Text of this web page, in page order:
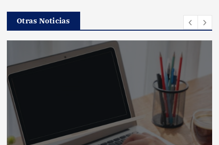
Otras Noticias